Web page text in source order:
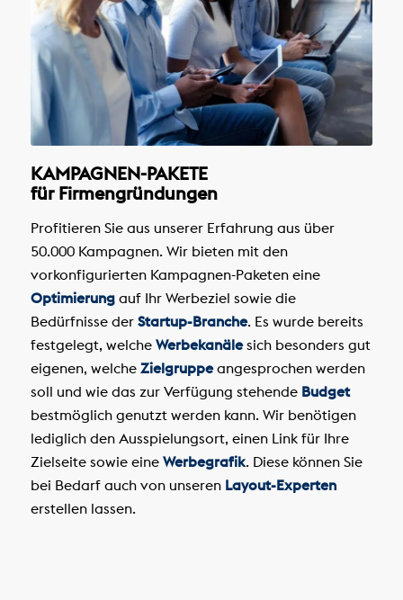
KAMPAGNEN-PAKETE
für Firmengründungen
Profitieren Sie aus unserer Erfahrung aus über
50.000 Kampagnen. Wir bieten mit den
vorkonfigurierten Kampagnen-Paketen eine
Optimierungauf Ihr Werbeziel sowie die
Bedürfnisse der Startup-Branche. Es wurde bereits
festgelegt, welche Werbekanälesich besonders gut
eigenen, welche Zielgruppeangesprochen werden
soll und wie das zur Verfügung stehende Budget
bestmöglich genutzt werden kann. Wir benötigen
lediglich den Ausspielungsort, einen Link für Ihre
Zielseite sowie eine Werbegrafik. Diese können Sie
bei Bedarf auch von unseren Layout-Experten
erstellen lassen.